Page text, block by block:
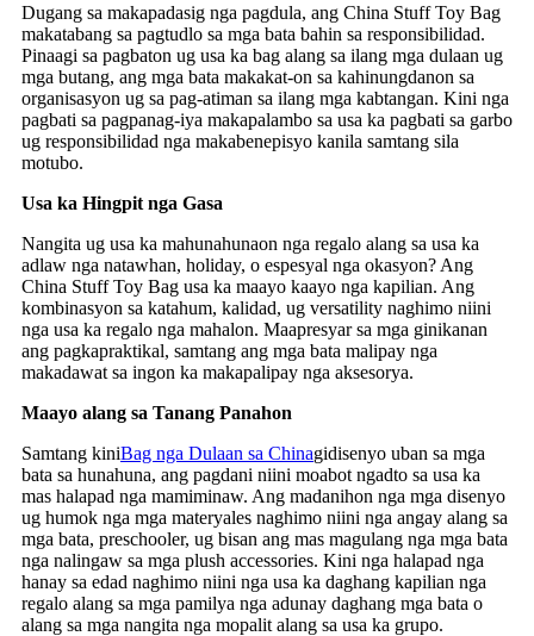
Dugang sa makapadasig nga pagdula, ang China Stuff Toy Bag
makatabang sa pagtudlo sa mga bata bahin sa responsibilidad.
Pinaagi sa pagbaton ug usa ka bag alang sa ilang mga dulaan ug
mga butang, ang mga bata makakat-on sa kahinungdanon sa
organisasyon ug sa pag-atiman sa ilang mga kabtangan. Kini nga
pagbati sa pagpanag-iya makapalambo sa usa ka pagbati sa garbo
ug responsibilidad nga makabenepisyo kanila samtang sila
motubo.
Usa ka Hingpit nga Gasa
Nangita ug usa ka mahunahunaon nga regalo alang sa usa ka
adlaw nga natawhan, holiday, o espesyal nga okasyon? Ang
China Stuff Toy Bag usa ka maayo kaayo nga kapilian. Ang
kombinasyon sa katahum, kalidad, ug versatility naghimo niini
nga usa ka regalo nga mahalon. Maapresyar sa mga ginikanan
ang pagkapraktikal, samtang ang mga bata malipay nga
makadawat sa ingon ka makapalipay nga aksesorya.
Maayo alang sa Tanang Panahon
Samtang kiniBag nga Dulaan sa Chinagidisenyo uban sa mga
bata sa hunahuna, ang pagdani niini moabot ngadto sa usa ka
mas halapad nga mamiminaw. Ang madanihon nga mga disenyo
ug humok nga mga materyales naghimo niini nga angay alang sa
mga bata, preschooler, ug bisan ang mas magulang nga mga bata
nga nalingaw sa mga plush accessories. Kini nga halapad nga
hanay sa edad naghimo niini nga usa ka daghang kapilian nga
regalo alang sa mga pamilya nga adunay daghang mga bata o
alang sa mga nangita nga mopalit alang sa usa ka grupo.